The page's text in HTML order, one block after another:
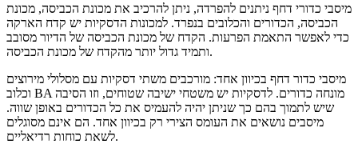
מיסבי כדורי דחף ניתנים להפרדה, ניתן להרכיב את מכונת הכביסה, מכונת
הכביסה, הכדורים והכלובים בנפרד. למכונות הדסקיות יש קדח הארקה
כדי לאפשר התאמת הפרעות. הקדח של מכונת הכביסה של הדיור מסובב
ותמיד גדול יותר מהקדח של מכונת הכביסה.
מיסבי כדור דחף בכיוון אחד: מורכבים משתי דסקיות עם מסלולי מירוצים
וכלוב BA מונחה כדורים. לדסקיות יש משטחי ישיבה שטוחים, וזו הסיבה
שיש לתמוך בהם כך שניתן יהיה להעמיס את כל הכדורים באופן שווה.
מיסבים נושאים את העומס הצירי רק בכיוון אחד. הם אינם מסוגלים
לשאת כוחות רדיאליים.